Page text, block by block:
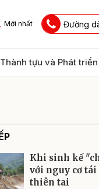
Mới nhất Đường
Thành tựu và Phát triển
Khi sinh kế
với nguy cơ
thiên tai